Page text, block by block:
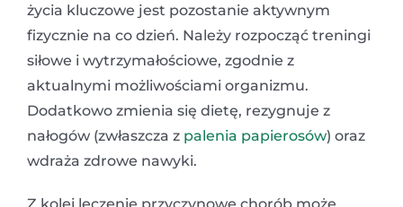
życia kluczowe jest pozostanie aktywnym
fizycznie na co dzień. Należy rozpocząć treningi
siłowe i wytrzymałościowe, zgodnie z
aktualnymi możliwościami organizmu.
Dodatkowo zmienia się dietę, rezygnuje z
nałogów (zwłaszcza z palenia papierosów) oraz
wdraża zdrowe nawyki.